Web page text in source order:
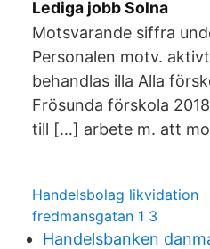
Lediga jobb Solna
Motsvarande siffra
Personalen motv.
behandlas illa Alla
Frösunda förskola
till […] arbete m. att
Handelsbolag likvidation
fredmansgatan 1 3
Handelsbanken